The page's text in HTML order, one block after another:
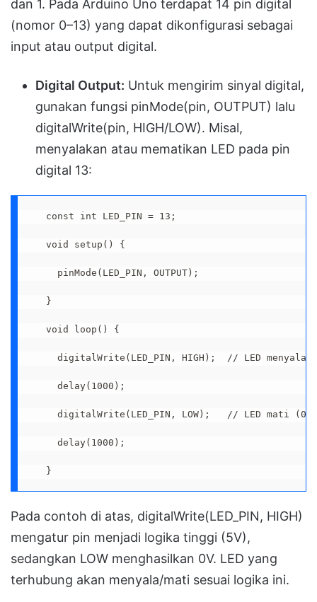
dan 1. Pada Arduino Uno terdapat 14 pin digital
(nomor 0–13) yang dapat dikonfigurasi sebagai
input atau output digital.
Digital Output: Untuk mengirim sinyal digital,
gunakan fungsi pinMode(pin, OUTPUT) lalu
digitalWrite(pin, HIGH/LOW). Misal,
menyalakan atau mematikan LED pada pin
digital 13:
const int LED_PIN = 13;
void setup() {
pinMode(LED_PIN, OUTPUT);
}
void loop() {
digitalWrite(LED_PIN, HIGH);  // LED menyala
delay(1000);
digitalWrite(LED_PIN, LOW);   // LED mati (0V)
delay(1000);
}
Pada contoh di atas, digitalWrite(LED_PIN, HIGH)
mengatur pin menjadi logika tinggi (5V),
sedangkan LOW menghasilkan 0V. LED yang
terhubung akan menyala/mati sesuai logika ini.